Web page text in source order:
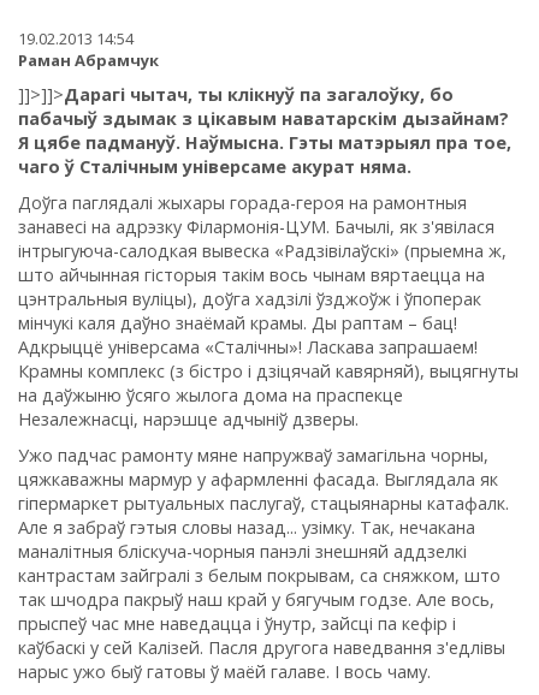
19.02.2013 14:54
Раман Абрамчук
]]>]]>Дарагі чытач, ты клікнуў па загалоўку, бо
пабачыў здымак з цікавым наватарскім дызайнам?
Я цябе падмануў. Наўмысна. Гэты матэрыял пра тое,
чаго ў Сталічным універсаме акурат няма.
Доўга паглядалі жыхары горада-героя на рамонтныя
занавесі на адрэзку Філармонія-ЦУМ. Бачылі, як з'явілася
інтрыгуюча-салодкая вывеска «Радзівілаўскі» (прыемна ж,
што айчынная гісторыя такім вось чынам вяртаецца на
цэнтральныя вуліцы), доўга хадзілі ўзджоўж і ўпоперак
мінчукі каля даўно знаёмай крамы. Ды раптам – бац!
Адкрыццё універсама «Сталічны»! Ласкава запрашаем!
Крамны комплекс (з бістро і дзіцячай кавярняй), выцягнуты
на даўжыню ўсяго жылога дома на праспекце
Незалежнасці, нарэшце адчыніў дзверы.
Ужо падчас рамонту мяне напружваў замагільна чорны,
цяжкаважны мармур у афармленні фасада. Выглядала як
гіпермаркет рытуальных паслугаў, стацыянарны катафалк.
Але я забраў гэтыя словы назад... узімку. Так, нечакана
маналітныя бліскуча-чорныя панэлі знешняй аддзелкі
кантрастам зайгралі з белым покрывам, са сняжком, што
так шчодра пакрыў наш край у бягучым годзе. Але вось,
прыспеў час мне наведацца і ўнутр, зайсці па кефір і
каўбаскі у сей Калізей. Пасля другога наведвання з'едлівы
нарыс ужо быў гатовы ў маёй галаве. І вось чаму.